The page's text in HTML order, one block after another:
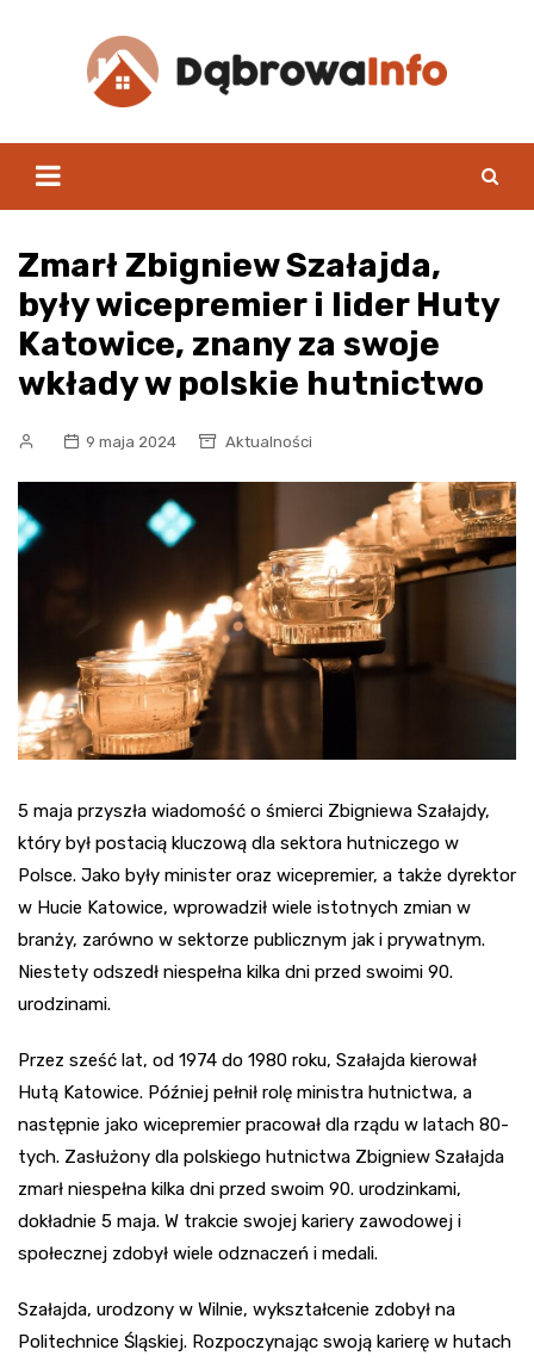
Zmarł Zbigniew Szałajda,
były wicepremier i lider Huty
Katowice, znany za swoje
wkłady w polskie hutnictwo
9 maja 2024 Aktualności
5 maja przyszła wiadomość o śmierci Zbigniewa Szałajdy,
który był postacią kluczową dla sektora hutniczego w
Polsce. Jako były minister oraz wicepremier, a także dyrektor
w Hucie Katowice, wprowadził wiele istotnych zmian w
branży, zarówno w sektorze publicznym jak i prywatnym.
Niestety odszedł niespełna kilka dni przed swoimi 90.
urodzinami.
Przez sześć lat, od 1974 do 1980 roku, Szałajda kierował
Hutą Katowice. Później pełnił rolę ministra hutnictwa, a
następnie jako wicepremier pracował dla rządu w latach 80-
tych. Zasłużony dla polskiego hutnictwa Zbigniew Szałajda
zmarł niespełna kilka dni przed swoim 90. urodzinkami,
dokładnie 5 maja. W trakcie swojej kariery zawodowej i
społecznej zdobył wiele odznaczeń i medali.
Szałajda, urodzony w Wilnie, wykształcenie zdobył na
Politechnice Śląskiej. Rozpoczynając swoją karierę w hutach